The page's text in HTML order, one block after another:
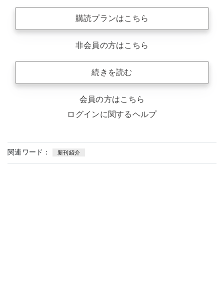
購読プランはこちら
非会員の方はこちら
続きを読む
会員の方はこちら
ログインに関するヘルプ
関連ワード： 新刊紹介